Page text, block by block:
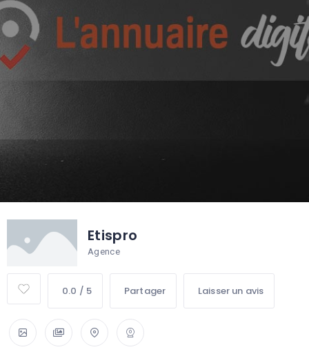
Etispro
Agence
0.0 / 5 Partager Laisser un avis